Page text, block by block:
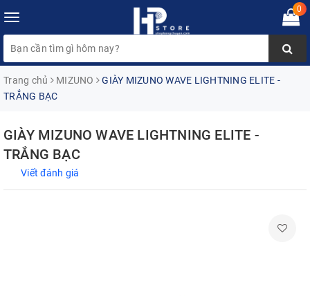
Toggle
navigation
0
Trang chủ MIZUNO
GIÀY MIZUNO WAVE LIGHTNING ELITE -
TRẮNG BẠC
GIÀY MIZUNO WAVE LIGHTNING ELITE -
TRẮNG BẠC
Viết đánh giá